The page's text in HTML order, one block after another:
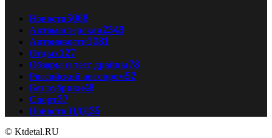
Новости5068
Автомастерская2343
Автоновости1081
Отдых127
Обзоры и тест драйвы78
Российский автопром52
Без рубрики48
Спорт37
Новости ПДД35
© Ktdetal.RU